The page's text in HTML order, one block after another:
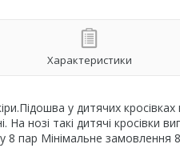
Характеристики
у дитячих
На нозі такі дитячі
8 пар Мінімальне замовлення